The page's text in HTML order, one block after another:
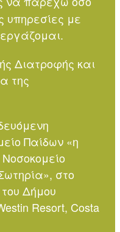
υπηρεσίες με
Διατροφής και
της
Παίδων «η
στο
Δήμου
Resort, Costa